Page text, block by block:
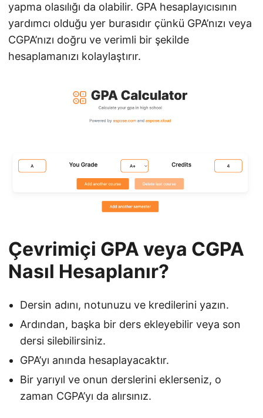
yapma olasılığı da olabilir. GPA hesaplayıcısının
yardımcı olduğu yer burasıdır çünkü GPA’nızı veya
CGPA’nızı doğru ve verimli bir şekilde
hesaplamanızı kolaylaştırır.
Çevrimiçi GPA veya CGPA
Nasıl Hesaplanır?
Dersin adını, notunuzu ve kredilerini yazın.
Ardından, başka bir ders ekleyebilir veya son
dersi silebilirsiniz.
GPA’yı anında hesaplayacaktır.
Bir yarıyıl ve onun derslerini eklerseniz, o
zaman CGPA’yı da alırsınız.